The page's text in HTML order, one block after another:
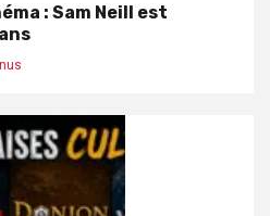
: Sam Neill est